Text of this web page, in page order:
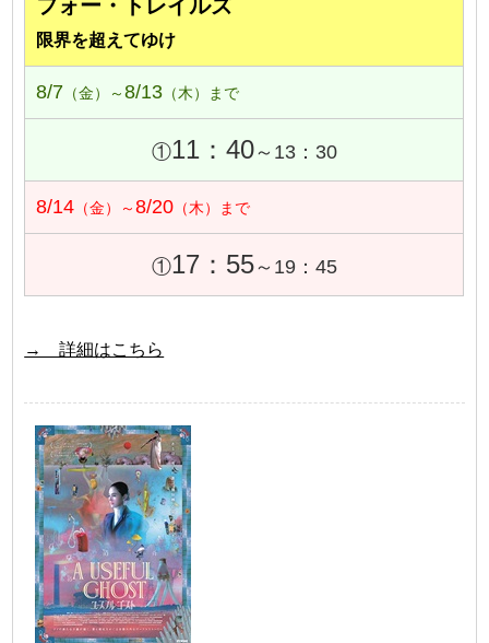
フォー・トレイルズ
限界を超えてゆけ
8/7 （金）～8/13 （木）まで
①11：40～13：30
8/14 （金）～8/20 （木）まで
①17：55～19：45
→ 詳細はこちら